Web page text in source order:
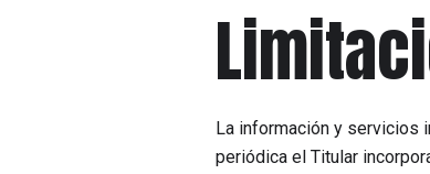
La información y servicios
periódica el Titular